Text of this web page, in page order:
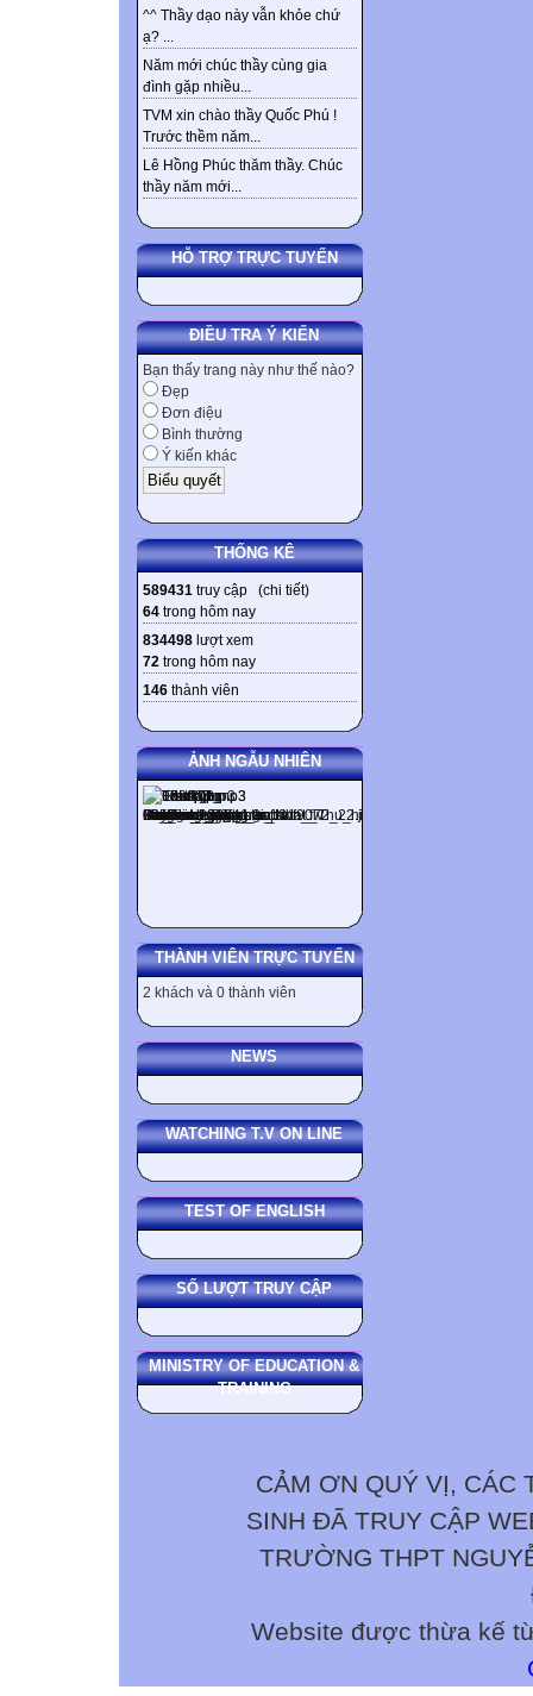
^^ Thầy dạo này vẫn khỏe chứ
ạ? ...
Năm mới chúc thầy cùng gia
đình gặp nhiều...
TVM xin chào thầy Quốc Phú !
Trước thềm năm...
Lê Hồng Phúc thăm thầy. Chúc
thầy năm mới...
HỖ TRỢ TRỰC TUYẾN
ĐIỀU TRA Ý KIẾN
Bạn thấy trang này như thế nào?
Đẹp
Đơn điệu
Bình thường
Ý kiến khác
THỐNG KÊ
589431 truy cập (chi tiết)
64 trong hôm nay
834498 lượt xem
72 trong hôm nay
146 thành viên
ẢNH NGẪU NHIÊN
THÀNH VIÊN TRỰC TUYẾN
2 khách và 0 thành viên
NEWS
WATCHING T.V ON LINE
TEST OF ENGLISH
SỐ LƯỢT TRUY CẬP
MINISTRY OF EDUCATION &
TRAINING
CẢM ƠN QUÝ VỊ, CÁC
SINH ĐÃ TRUY CẬP
TRƯỜNG THPT
Website được thừa kế